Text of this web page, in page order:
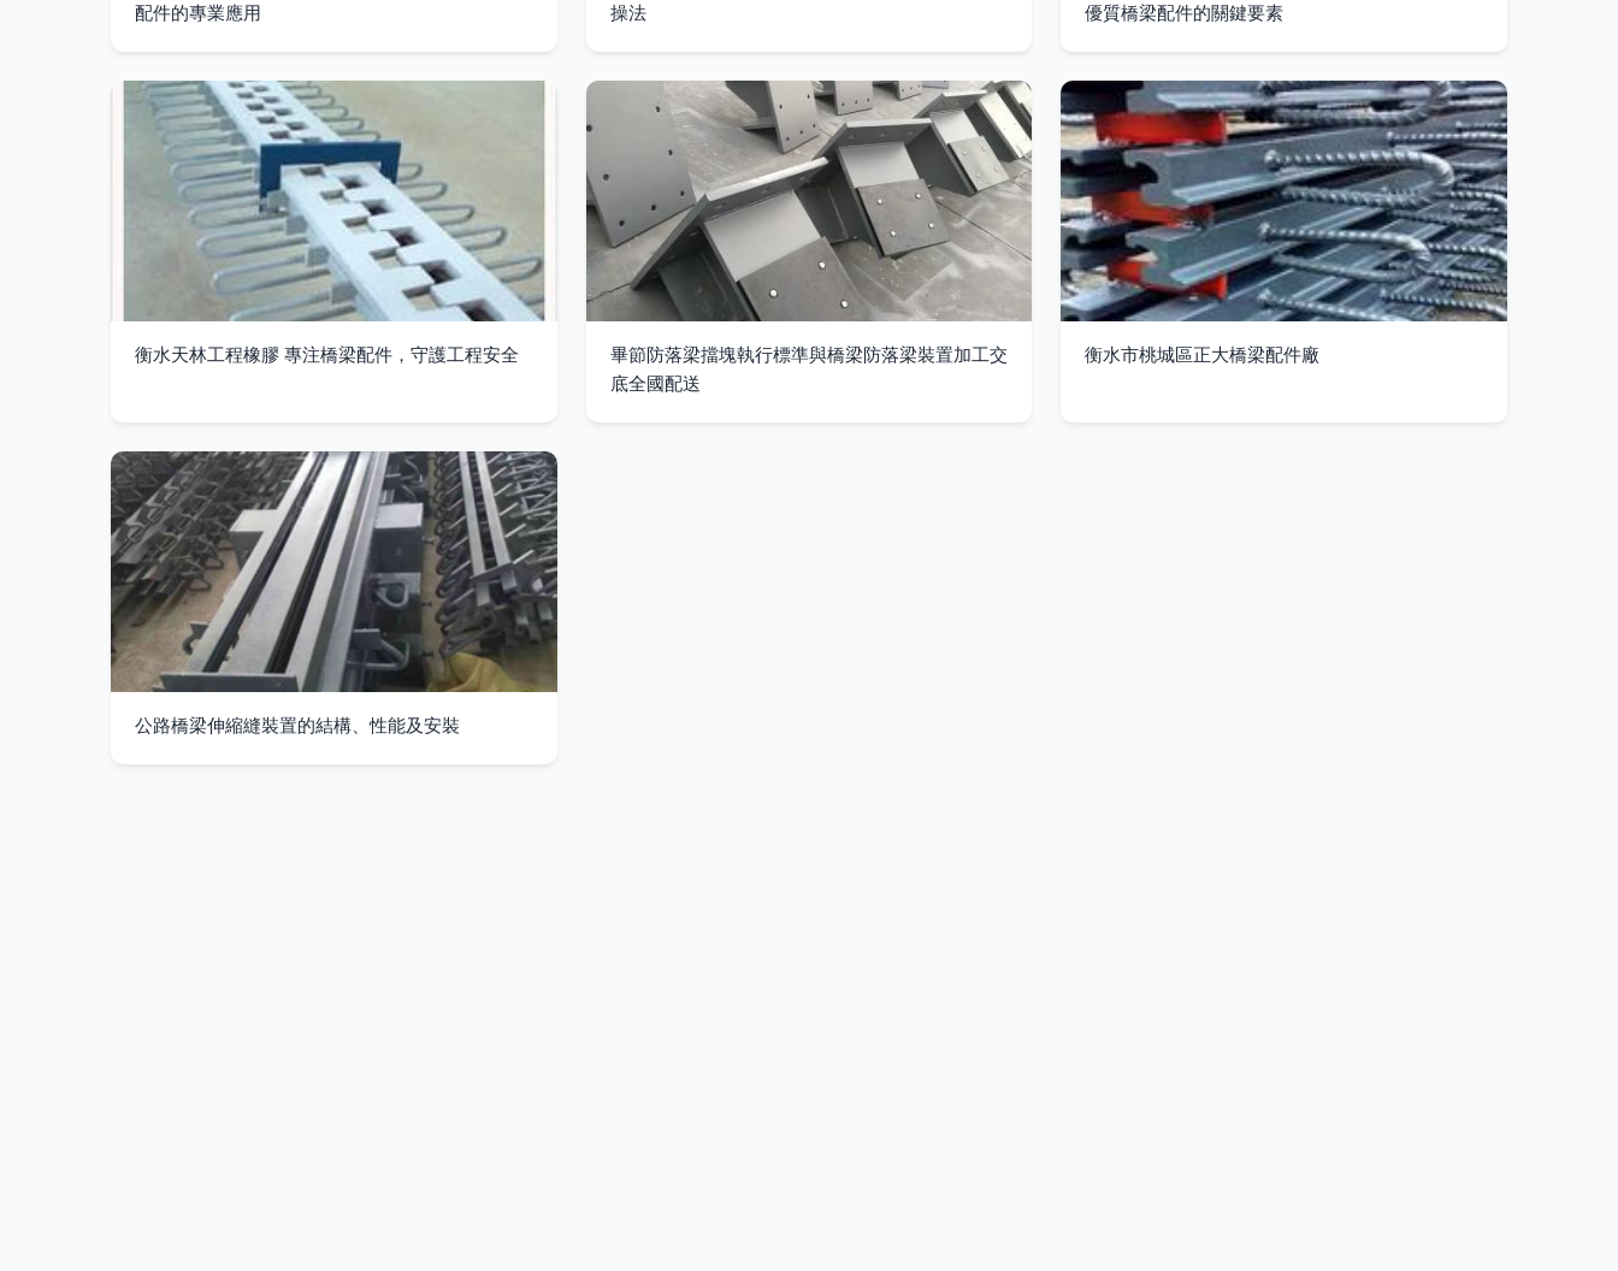
配件的專業應用
操法
優質橋梁配件的關鍵要素
衡水天林工程橡膠 專注橋梁配件，守護工程安全
畢節防落梁擋塊執行標準與橋梁防落梁裝置加工交
底全國配送
衡水市桃城區正大橋梁配件廠
公路橋梁伸縮縫裝置的結構、性能及安裝